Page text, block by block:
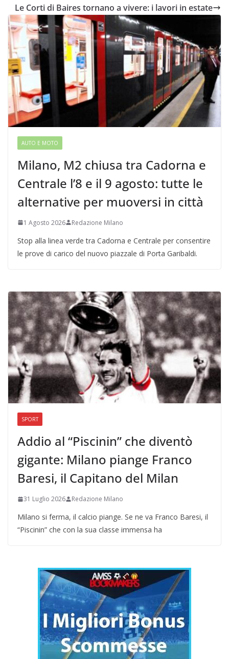
Le Corti di Baires tornano a vivere: i lavori in estate
AUTO E MOTO
Milano, M2 chiusa tra Cadorna e
Centrale l’8 e il 9 agosto: tutte le
alternative per muoversi in città
1 Agosto 2026 Redazione Milano
Stop alla linea verde tra Cadorna e Centrale per consentire
le prove di carico del nuovo piazzale di Porta Garibaldi.
SPORT
Addio al “Piscinin” che diventò
gigante: Milano piange Franco
Baresi, il Capitano del Milan
31 Luglio 2026 Redazione Milano
Milano si ferma, il calcio piange. Se ne va Franco Baresi, il
“Piscinin” che con la sua classe immensa ha